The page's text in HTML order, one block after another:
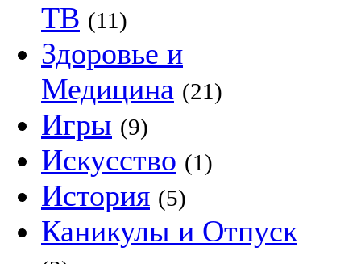
ТВ (11)
Здоровье и
Медицина (21)
Игры (9)
Искусство (1)
История (5)
Каникулы и Отпуск